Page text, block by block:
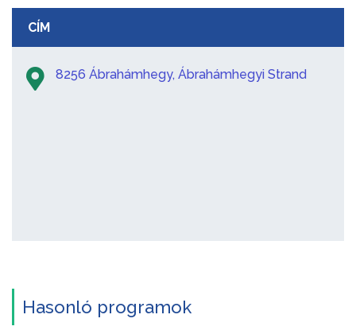
CÍM
8256 Ábrahámhegy, Ábrahámhegyi Strand
Hasonló programok